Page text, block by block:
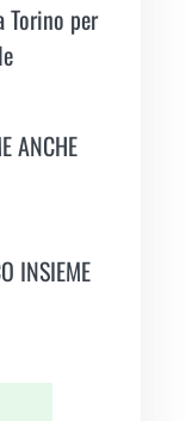
Torino per
ANCHE
INSIEME